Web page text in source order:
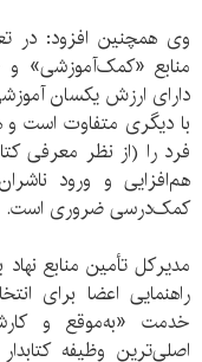
وی همچنین افزود:‌ در
منابع «کمک‌آموزشی»
دارای ارزش یکسان
با دیگری متفاوت است و
فرد را (از نظر معرفی
هم‌افزایی و ورود
کمک‌درسی ضروری است.
مدیرکل تأمین منابع
راهنمایی اعضا برای
خدمت «به‌موقع و
اصلی‌ترین وظیفه